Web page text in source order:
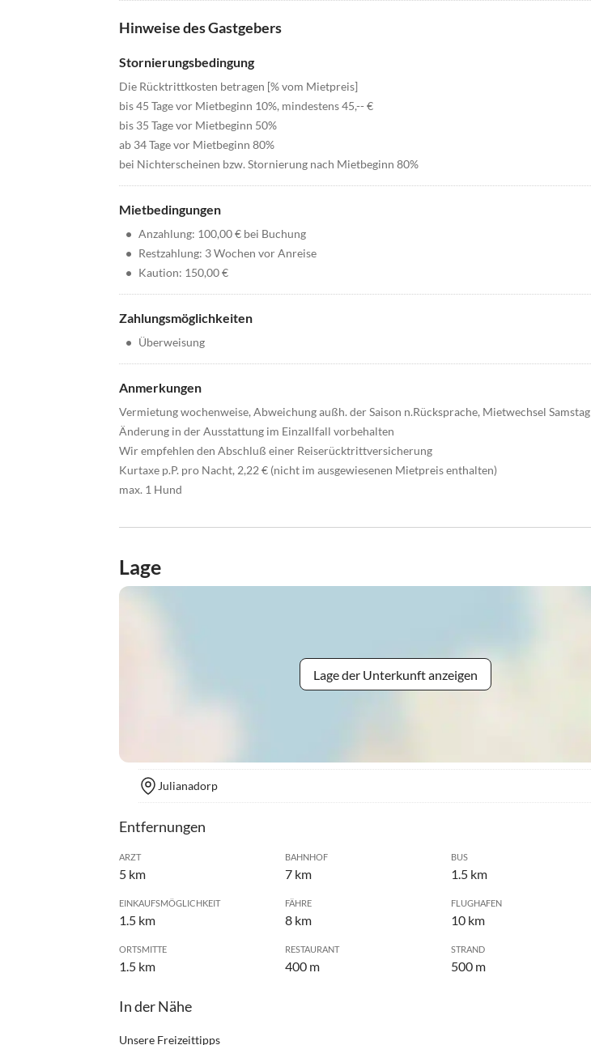
Hinweise des Gastgebers
Stornierungsbedingung
Die Rücktrittkosten betragen [% vom Mietpreis]
bis 45 Tage vor Mietbeginn 10%, mindestens 45,-- €
bis 35 Tage vor Mietbeginn 50%
ab 34 Tage vor Mietbeginn 80%
bei Nichterscheinen bzw. Stornierung nach Mietbeginn 80%
Mietbedingungen
• Anzahlung: 100,00 € bei Buchung
• Restzahlung: 3 Wochen vor Anreise
• Kaution: 150,00 €
Zahlungsmöglichkeiten
• Überweisung
Anmerkungen
Vermietung wochenweise, Abweichung außh. der Saison n.Rücksprache, Mietwechsel Samstag
Änderung in der Ausstattung im Einzallfall vorbehalten
Wir empfehlen den Abschluß einer Reiserücktrittversicherung
Kurtaxe p.P. pro Nacht, 2,22 € (nicht im ausgewiesenen Mietpreis enthalten)
max. 1 Hund
Lage
Lage der Unterkunft anzeigen
Julianadorp
Entfernungen
ARZT
5 km
BAHNHOF
7 km
BUS
1.5 km
EINKAUFSMÖGLICHKEIT
1.5 km
FÄHRE
8 km
FLUGHAFEN
10 km
ORTSMITTE
1.5 km
RESTAURANT
400 m
STRAND
500 m
In der Nähe
Unsere Freizeittipps